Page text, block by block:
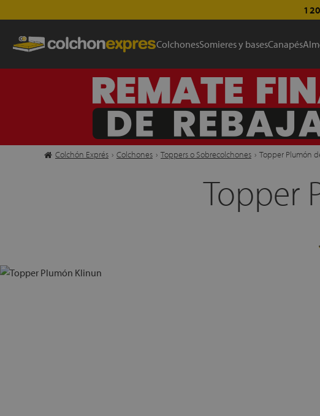
ColchonesSomieres y basesCanapés
Colchón Exprés › Colchones › Toppers o Sobrecolchones › Topper Plumón
Topper